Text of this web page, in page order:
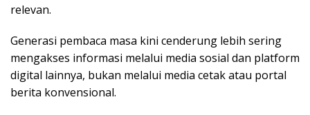
relevan.
Generasi pembaca masa kini cenderung lebih sering
mengakses informasi melalui media sosial dan platform
digital lainnya, bukan melalui media cetak atau portal
berita konvensional.